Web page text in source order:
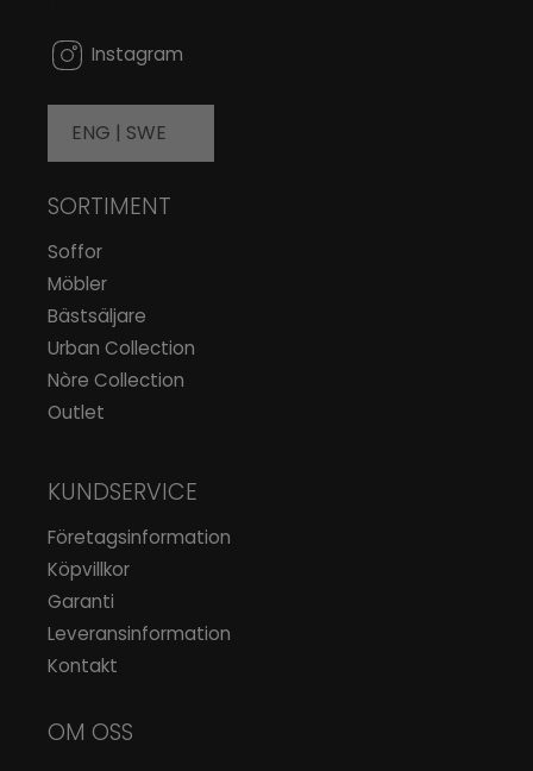
Instagram
ENG | SWE
SORTIMENT
Soffor
Möbler
Bästsäljare
Urban Collection
Nòre Collection
Outlet
KUNDSERVICE
Företagsinformation
Köpvillkor
Garanti
Leveransinformation
Kontakt
OM OSS